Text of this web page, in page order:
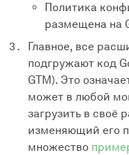
Политика
размещена на
Главное, все
подгружают код
GTM). Это
может в любой
загрузить в своё
изменяющий его
множество